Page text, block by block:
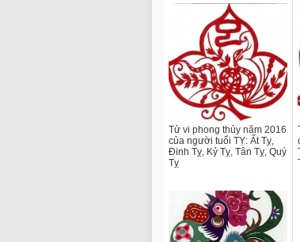
Tử vi phong thủy năm 2016
của người tuổi TỴ: Ất Tỵ,
Đinh Tỵ, Kỷ Tỵ, Tân Tỵ, Quý
Tỵ